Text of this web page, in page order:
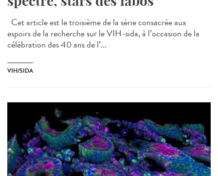
Cet article est le troisième de la série consacrée aux
espoirs de la recherche sur le VIH-sida, à l’occasion de la
célébration des 40 ans de l’...
VIH/SIDA